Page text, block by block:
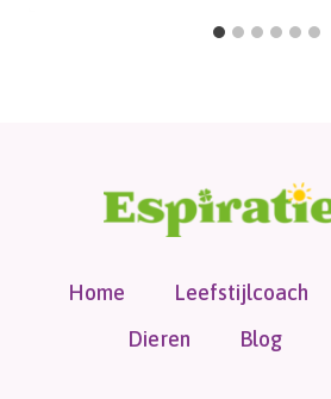
Home Leefstijlcoach
Dieren
Blog